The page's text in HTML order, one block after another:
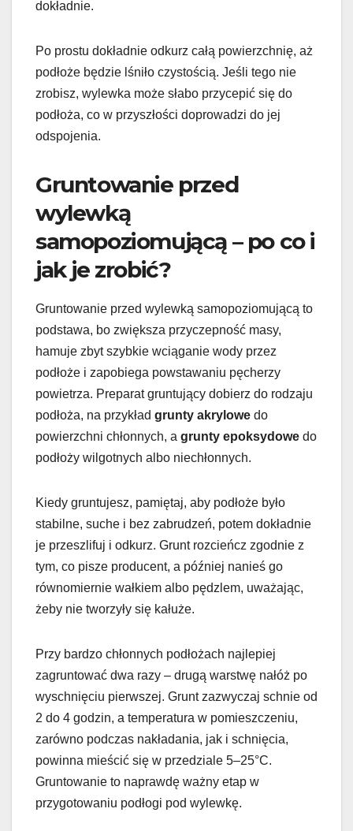
dokładnie.
Po prostu dokładnie odkurz całą powierzchnię, aż
podłoże będzie lśniło czystością. Jeśli tego nie
zrobisz, wylewka może słabo przycepić się do
podłoża, co w przyszłości doprowadzi do jej
odspojenia.
Gruntowanie przed
wylewką
samopoziomującą – po co i
jak je zrobić?
Gruntowanie przed wylewką samopoziomującą to
podstawa, bo zwiększa przyczepność masy,
hamuje zbyt szybkie wciąganie wody przez
podłoże i zapobiega powstawaniu pęcherzy
powietrza. Preparat gruntujący dobierz do rodzaju
podłoża, na przykład grunty akrylowe do
powierzchni chłonnych, a grunty epoksydowe do
podłoży wilgotnych albo niechłonnych.
Kiedy gruntujesz, pamiętaj, aby podłoże było
stabilne, suche i bez zabrudzeń, potem dokładnie
je przeszlifuj i odkurz. Grunt rozcieńcz zgodnie z
tym, co pisze producent, a później nanieś go
równomiernie wałkiem albo pędzlem, uważając,
żeby nie tworzyły się kałuże.
Przy bardzo chłonnych podłożach najlepiej
zagruntować dwa razy – drugą warstwę nałóż po
wyschnięciu pierwszej. Grunt zazwyczaj schnie od
2 do 4 godzin, a temperatura w pomieszczeniu,
zarówno podczas nakładania, jak i schnięcia,
powinna mieścić się w przedziale 5–25°C.
Gruntowanie to naprawdę ważny etap w
przygotowaniu podłogi pod wylewkę.